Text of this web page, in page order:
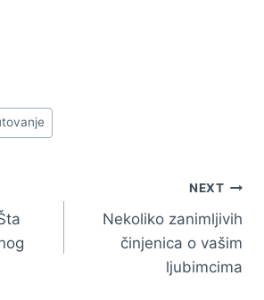
NEXT
Nekoliko zanimljivih
činjenica o vašim
ljubimcima